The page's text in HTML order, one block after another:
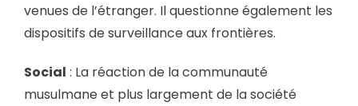
venues de l’étranger. Il questionne également les
dispositifs de surveillance aux frontières.
Social : La réaction de la communauté
musulmane et plus largement de la société